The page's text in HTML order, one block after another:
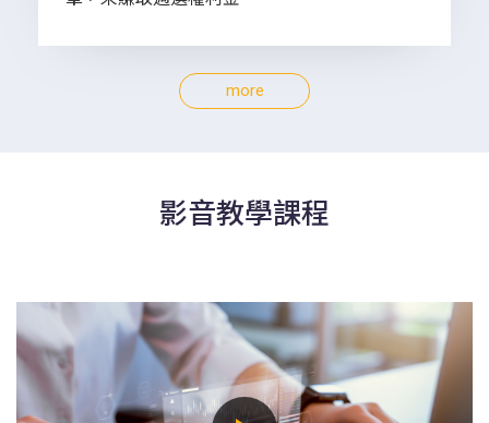
more
影音教學課程